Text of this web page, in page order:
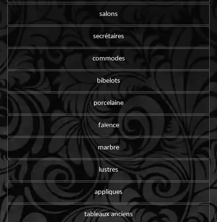
salons
secrétaires
commodes
bibelots
porcelaine
faïence
marbre
lustres
appliques
tableaux anciens